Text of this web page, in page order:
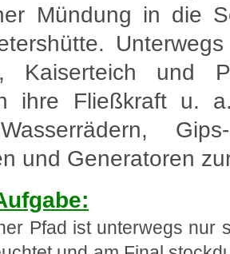
Mündung in die
Kaiserteich und
ihre Fließkraft u.
und Generatoren
Pfad ist unterwegs nur